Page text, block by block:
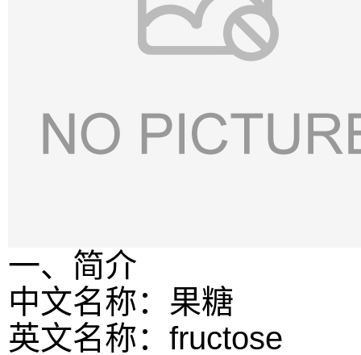
一、简介
中文名称：果糖
英文名称：fructose